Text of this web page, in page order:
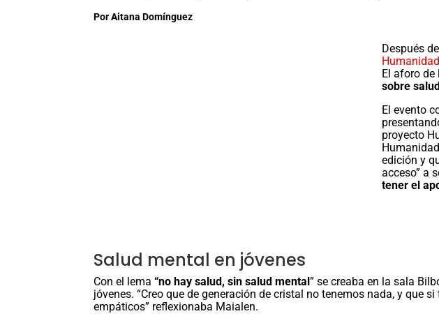
Por Aitana Domínguez
Después
El aforo
sobre
El evento
proyecto
edición y
acceso” a
tener el
Salud mental en jóvenes
Con el lema“no hay salud, sin salud mental” se creaba en la sala
jóvenes. “Creo que de generación de cristal no tenemos nada, y que
empáticos” reflexionaba Maialen.